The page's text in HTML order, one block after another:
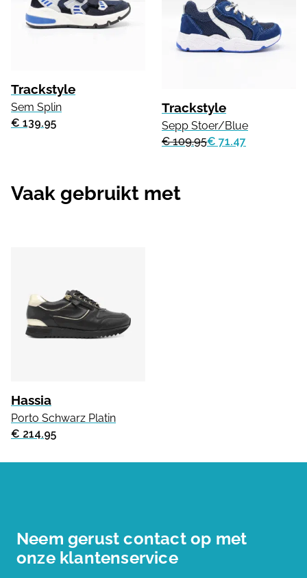
Trackstyle
Sem Splin
€ 139.95
Trackstyle
Sepp Stoer/Blue
€ 109.95€ 71.47
Vaak gebruikt met
Hassia
Porto Schwarz Platin
€ 214.95
Neem gerust contact op met
onze klantenservice